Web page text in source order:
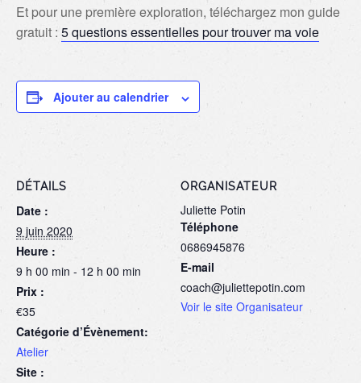
Et pour une première exploration, téléchargez mon guide
gratuit : 5 questions essentielles pour trouver ma voie
Ajouter au calendrier
DÉTAILS
Date :
9 juin 2020
Heure :
9 h 00 min - 12 h 00 min
Prix :
€35
Catégorie d’Évènement:
Atelier
Site :
ORGANISATEUR
Juliette Potin
Téléphone
0686945876
E-mail
coach@juliettepotin.com
Voir le site Organisateur